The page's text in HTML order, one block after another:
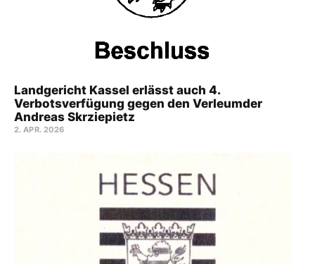
Landgericht Kassel erlässt auch 4.
Verbotsverfügung gegen den Verleumder
Andreas Skrziepietz
2. APR. 2026